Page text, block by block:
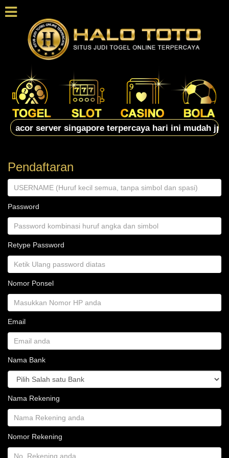
server singapore terpercaya hari ini mudah jp
Pendaftaran
Password
Retype Password
Nomor Ponsel
Email
Nama Bank
Nama Rekening
Nomor Rekening